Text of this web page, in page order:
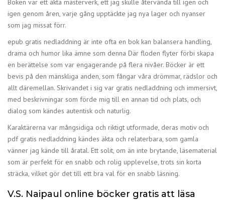
igen genom åren, varje gång upptäckte jag nya lager och nyanser
som jag missat förr.
epub gratis nedladdning är inte ofta en bok kan balansera handling,
drama och humor lika ämne som denna Där floden flyter förbi skapa
en berättelse som var engagerande på flera nivåer. Böcker är ett
bevis på den mänskliga anden, som fångar våra drömmar, rädslor och
allt däremellan. Skrivandet i sig var gratis nedladdning och immersivt,
med beskrivningar som förde mig till en annan tid och plats, och
dialog som kändes autentisk och naturlig.
Karaktärerna var mångsidiga och riktigt utformade, deras motiv och
pdf gratis nedladdning kändes äkta och relaterbara, som gamla
vänner jag kände till åratal. Ett solit, om än inte brytande, läsematerial
som är perfekt för en snabb och rolig upplevelse, trots sin korta
sträcka, vilket gör det till ett bra val för en snabb läsning.
V.S. Naipaul online böcker gratis att läsa